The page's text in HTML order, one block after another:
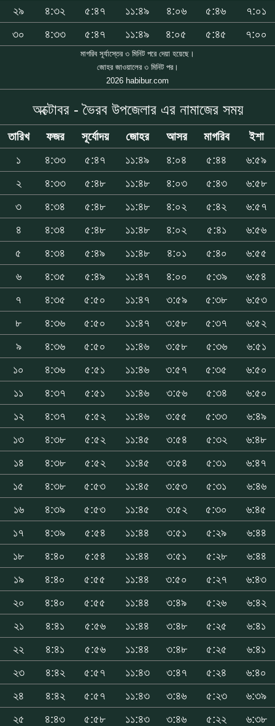
২৯
৪:৩২ ৫:৪৭ ১১:৪৯ ৪:০৬ ৫:৪৬
৭:০১
৩০
৪:৩৩ ৫:৪৭ ১১:৪৯ ৪:০৫ ৫:৪৫ ৭:০০
মাগরিব সূর্যাস্তের ৩ মিনিট পরে দেয়া হয়েছে।
জোহর জাওয়ালের ৩ মিনিট পর।
2026 habibur.com
অক্টোবর - ভৈরব উপজেলার এর নামাজের সময়
তারিখ ফজর সূর্যোদয় জোহর আসর মাগরিব
ইশা
১
৪:৩৩ ৫:৪৭ ১১:৪৯ ৪:০৪ ৫:৪৪
৬:৫৯
২
৪:৩৩ ৫:৪৮ ১১:৪৮ ৪:০৩ ৫:৪৩
৬:৫৮
৩
৪:৩৪ ৫:৪৮ ১১:৪৮ ৪:০২ ৫:৪২
৬:৫৭
৪
৪:৩৪ ৫:৪৮ ১১:৪৮ ৪:০২ ৫:৪১
৬:৫৬
৫
৪:৩৪ ৫:৪৯ ১১:৪৮ ৪:০১ ৫:৪০
৬:৫৫
৬
৪:৩৫ ৫:৪৯ ১১:৪৭ ৪:০০ ৫:৩৯
৬:৫৪
৭
৪:৩৫ ৫:৫০ ১১:৪৭ ৩:৫৯ ৫:৩৮
৬:৫৩
৮
৪:৩৬ ৫:৫০ ১১:৪৭ ৩:৫৮ ৫:৩৭
৬:৫২
৯
৪:৩৬ ৫:৫০ ১১:৪৬ ৩:৫৮ ৫:৩৬
৬:৫১
১০
৪:৩৬ ৫:৫১ ১১:৪৬ ৩:৫৭ ৫:৩৫
৬:৫০
১১
৪:৩৭ ৫:৫১ ১১:৪৬ ৩:৫৬ ৫:৩৪
৬:৫০
১২
৪:৩৭ ৫:৫২ ১১:৪৬ ৩:৫৫ ৫:৩৩
৬:৪৯
১৩
৪:৩৮ ৫:৫২ ১১:৪৫ ৩:৫৪ ৫:৩২
৬:৪৮
১৪
৪:৩৮ ৫:৫২ ১১:৪৫ ৩:৫৪ ৫:৩১
৬:৪৭
১৫
৪:৩৮ ৫:৫৩ ১১:৪৫ ৩:৫৩ ৫:৩১
৬:৪৬
১৬
৪:৩৯ ৫:৫৩ ১১:৪৫ ৩:৫২ ৫:৩০
৬:৪৫
১৭
৪:৩৯ ৫:৫৪ ১১:৪৪ ৩:৫১ ৫:২৯
৬:৪৪
১৮
৪:৪০ ৫:৫৪ ১১:৪৪ ৩:৫১ ৫:২৮
৬:৪৪
১৯
৪:৪০ ৫:৫৫ ১১:৪৪ ৩:৫০ ৫:২৭
৬:৪৩
২০
৪:৪০ ৫:৫৫ ১১:৪৪ ৩:৪৯ ৫:২৬
৬:৪২
২১
৪:৪১ ৫:৫৬ ১১:৪৪ ৩:৪৮ ৫:২৫
৬:৪১
২২
৪:৪১ ৫:৫৬ ১১:৪৪ ৩:৪৮ ৫:২৫
৬:৪১
২৩
৪:৪২ ৫:৫৭ ১১:৪৩ ৩:৪৭ ৫:২৪
৬:৪০
২৪
৪:৪২ ৫:৫৭ ১১:৪৩ ৩:৪৬ ৫:২৩
৬:৩৯
২৫
৪:৪৩ ৫:৫৮ ১১:৪৩ ৩:৪৬ ৫:২২
৬:৩৮